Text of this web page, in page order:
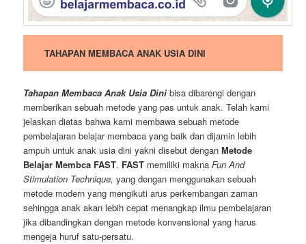
TAHAPAN MEMBACA ANAK USIA DINI
Tahapan Membaca Anak Usia Dini bisa dibarengi dengan
memberikan sebuah metode yang pas untuk anak. Telah kami
jelaskan diatas bahwa kami membawa sebuah metode
pembelajaran belajar membaca yang baik dan dijamin lebih
ampuh untuk anak usia dini yakni disebut denganMetode
Belajar Membca FAST. FAST memiliki maknaFun And
Stimulation Technique, yang dengan menggunakan sebuah
metode modern yang mengikuti arus perkembangan zaman
sehingga anak akan lebih cepat menangkap ilmu pembelajaran
jika dibandingkan dengan metode konvensional yang harus
mengeja huruf satu-persatu.